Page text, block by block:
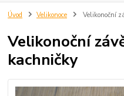
Úvod Velikonoce Velikonoční
Velikonoční
kachničky